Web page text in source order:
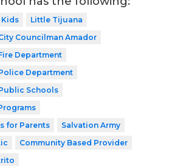
Kids
Little Tijuana
Councilman Amador
Department
Department
Schools
for Parents
Salvation Army
Community Based Provider